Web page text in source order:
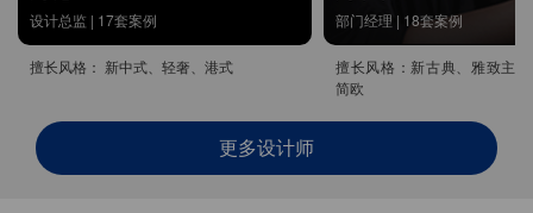
设计总监 | 17套案例
擅长风格： 新中式、轻奢、港式
部门经理 | 18套案例
擅长风格：新古典、雅致主
简欧
更多设计师